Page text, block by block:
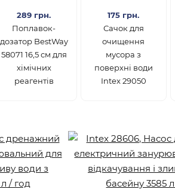
289 грн.
Поплавок-
дозатор BestWay
58071 16,5 см для
хімічних
реагентів
175 грн.
Сачок для
очищення
мусора з
поверхні води
Intex 29050